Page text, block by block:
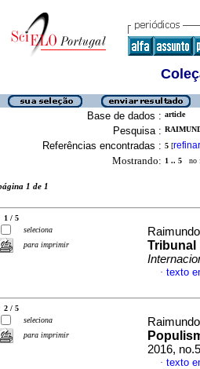
Base de dados : article
Pesquisa :
Referências encontradas : 5 [refinar
Mostrando: 1 .. 5 no
1 de 1
1 / 5
seleciona
para imprimir
Tribunal
· texto
2 / 5
seleciona
para imprimir
2016,
· texto